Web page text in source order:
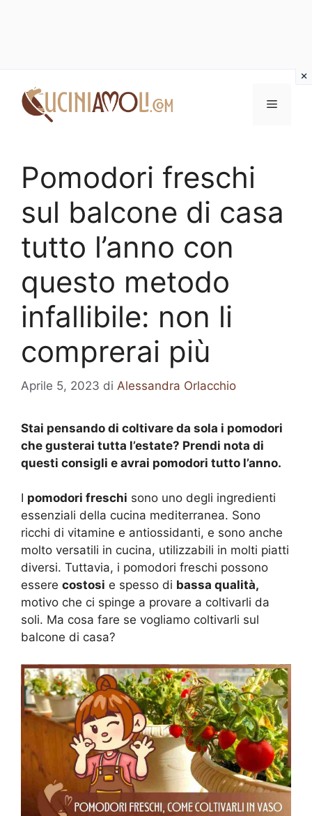
contenuto
Menu
Pomodori freschi
sul balcone di casa
tutto l’anno con
questo metodo
infallibile: non li
comprerai più
Aprile 5, 2023 di Alessandra Orlacchio
Stai pensando di coltivare da sola i pomodori
che gusterai tutta l’estate? Prendi nota di
questi consigli e avrai pomodori tutto l’anno.
I pomodori freschi sono uno degli ingredienti
essenziali della cucina mediterranea. Sono
ricchi di vitamine e antiossidanti, e sono anche
molto versatili in cucina, utilizzabili in molti piatti
diversi. Tuttavia, i pomodori freschi possono
essere costosi e spesso di bassa qualità,
motivo che ci spinge a provare a coltivarli da
soli. Ma cosa fare se vogliamo coltivarli sul
balcone di casa?